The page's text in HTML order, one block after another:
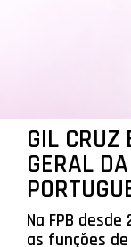
GIL CRUZ
GERAL
Na FPB
as funções